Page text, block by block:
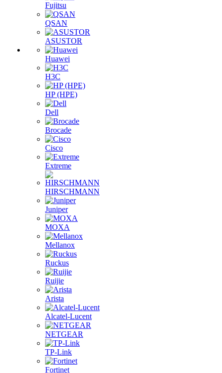
Fujitsu
QSAN
ASUSTOR
Huawei
H3C
HP (HPE)
Dell
Brocade
Cisco
Extreme
HIRSCHMANN
Juniper
MOXA
Mellanox
Ruckus
Ruijie
Arista
Alcatel-Lucent
NETGEAR
TP-Link
Fortinet